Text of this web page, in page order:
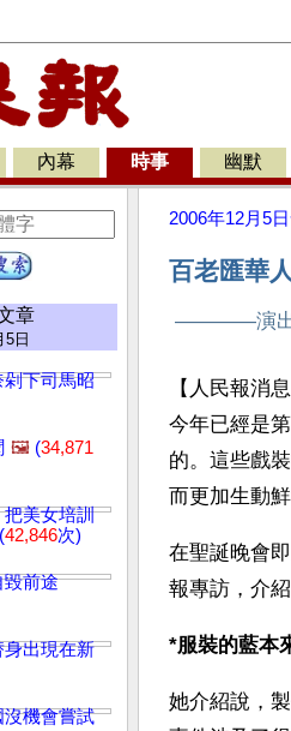
內幕 時事 幽默
章
5日
下司馬昭
🖼️ (34,871
美女培訓
(42,846次)
毀前途
出現在新
機會嘗試
2006年12月5日
百老匯華
————演出
【人民報消
今年已經是
的。這些戲
而更加生動鮮
在聖誕晚會
報專訪，介
*服裝的藍本
她介紹說，